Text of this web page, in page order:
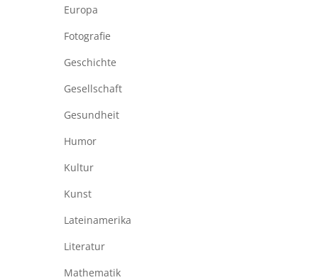
Europa
Fotografie
Geschichte
Gesellschaft
Gesundheit
Humor
Kultur
Kunst
Lateinamerika
Literatur
Mathematik